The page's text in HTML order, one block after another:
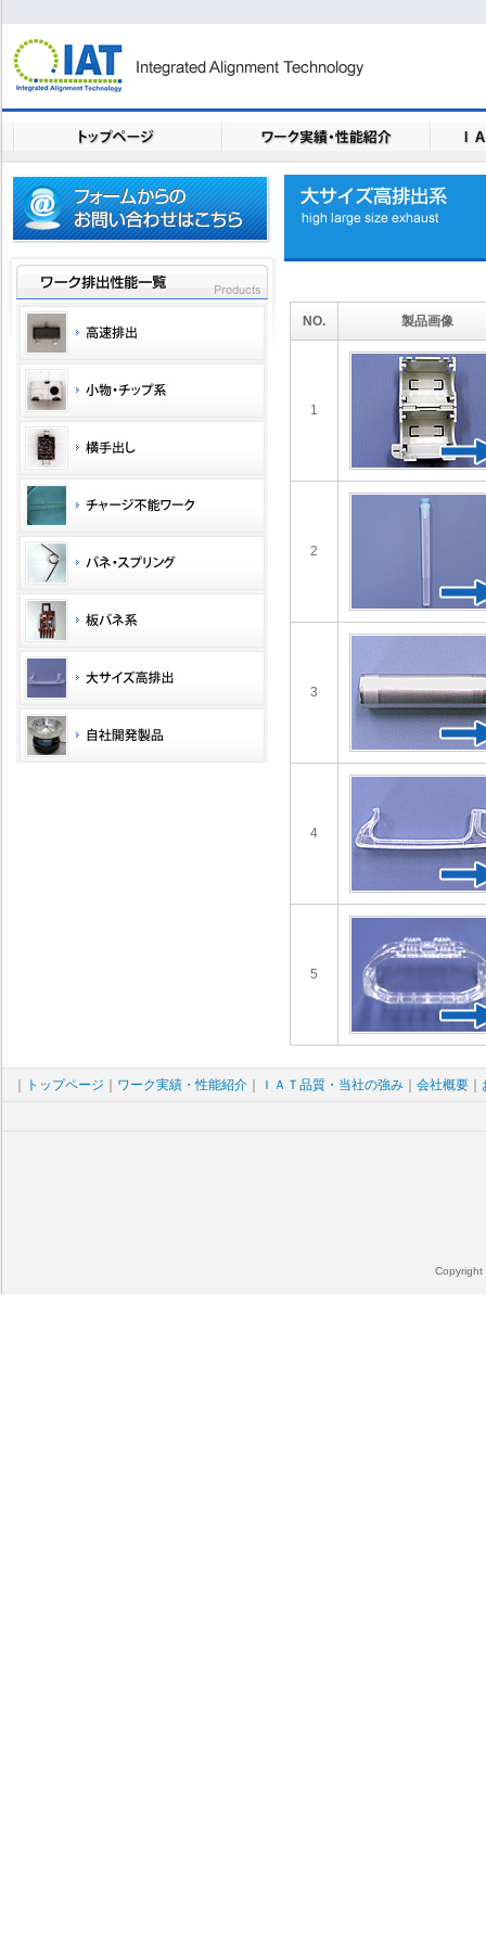
NO. 製品画像
1
2
3
4
5
トップページ ワーク実績・性能紹介 ＩＡＴ品質・当社の強み 会社概要
Copyright